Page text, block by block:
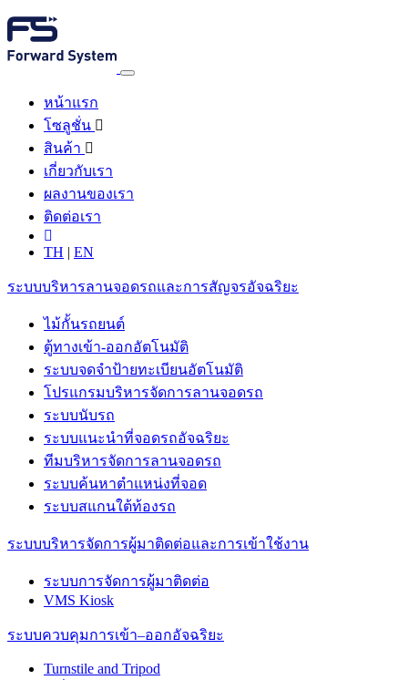
หน้าแรก
โซลูชั่น
สินค้า
เกี่ยวกับเรา
ผลงานของเรา
ติดต่อเรา
TH | EN
ระบบบริหารลานจอดรถและการสัญจรอัจฉริยะ
ไม้กั้นรถยนต์
ตู้ทางเข้า-ออกอัตโนมัติ
ระบบจดจำป้ายทะเบียนอัตโนมัติ
โปรแกรมบริหารจัดการลานจอดรถ
ระบบนับรถ
ระบบแนะนำที่จอดรถอัจฉริยะ
ทีมบริหารจัดการลานจอดรถ
ระบบค้นหาตำแหน่งที่จอด
ระบบสแกนใต้ท้องรถ
ระบบบริหารจัดการผู้มาติดต่อและการเข้าใช้งาน
ระบบการจัดการผู้มาติดต่อ
VMS Kiosk
ระบบควบคุมการเข้า–ออกอัจฉริยะ
Turnstile and Tripod